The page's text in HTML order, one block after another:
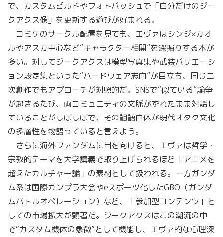
で、カスタムビルドやフォトバッシュで「自分だけのジー
クアクス像」を更新する遊びが好まれる。
コミケのサークル配置を見ても、エヴァはシンジ×カオ
ルやアスカ中心など“キャラクター相関”を深掘りする本が
多い。対してジークアクスは模型写真集や武装バリエーシ
ョン設定集といった“ハードウェア志向”が目立ち、同じ二
次創作でもアプローチが対照的だ。SNSで“似ている”論争
が起きるたび、両コミュニティの文脈がずれたまま対話し
ていることがしばしばで、その齟齬自体が現代オタク文化
の多層性を物語っていると言えよう。
さらに海外ファンダムに目を向けると、エヴァは哲学・
宗教的テーマを大学講義で取り上げられるほど「アニメを
超えたカルチャー論」の素材として扱われる。一方ガンダ
ム系は国際ガンプラ大会やeスポーツ化したGBO（ガンダ
ムバトルオペレーション）など、「参加型コンテンツ」と
しての市場拡大が顕著だ。ジークアクスはこの潮流の中
で“カスタム機体の象徴”として機能し、エヴァ的な心理深